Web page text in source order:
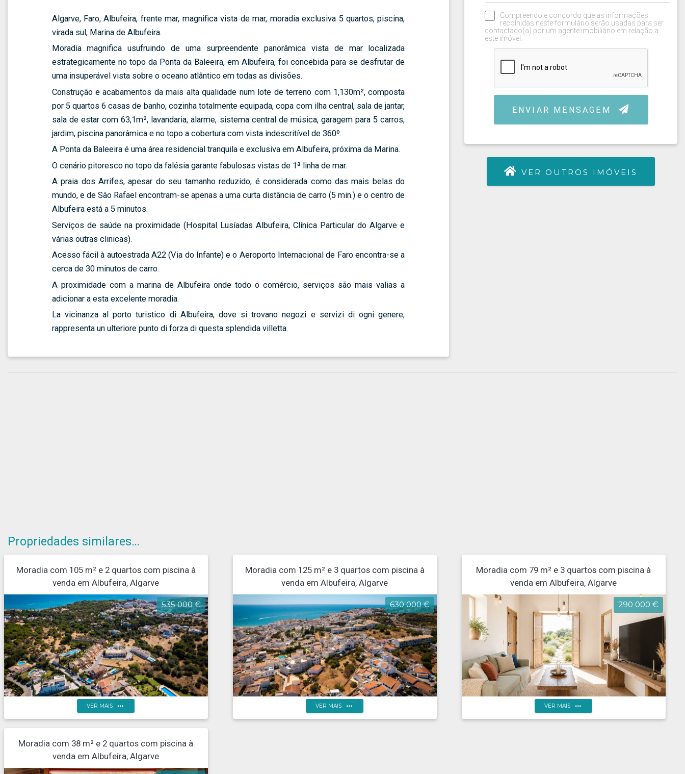
Algarve, Faro, Albufeira, frente mar, magnifica vista de mar, moradia exclusiva 5 quartos, piscina,
virada sul, Marina de Albufeira.
Moradia magnifica usufruindo de uma surpreendente panorâmica vista de mar localizada
estrategicamente no topo da Ponta da Baleeira, em Albufeira, foi concebida para se desfrutar de
uma insuperável vista sobre o oceano atlântico em todas as divisões.
Construção e acabamentos da mais alta qualidade num lote de terreno com 1,130m², composta
por 5 quartos 6 casas de banho, cozinha totalmente equipada, copa com ilha central, sala de jantar,
sala de estar com 63,1m², lavandaria, alarme, sistema central de música, garagem para 5 carros,
jardim, piscina panorâmica e no topo a cobertura com vista indescritível de 360º.
A Ponta da Baleeira é uma área residencial tranquila e exclusiva em Albufeira, próxima da Marina.
O cenário pitoresco no topo da falésia garante fabulosas vistas de 1ª linha de mar.
A praia dos Arrifes, apesar do seu tamanho reduzido, é considerada como das mais belas do
mundo, e de São Rafael encontram-se apenas a uma curta distância de carro (5 min.) e o centro de
Albufeira está a 5 minutos.
Serviços de saúde na proximidade (Hospital Lusíadas Albufeira, Clínica Particular do Algarve e
várias outras clinicas).
Acesso fácil à autoestrada A22 (Via do Infante) e o Aeroporto Internacional de Faro encontra-se a
cerca de 30 minutos de carro.
A proximidade com a marina de Albufeira onde todo o comércio, serviços são mais valias a
adicionar a esta excelente moradia.
La vicinanza al porto turistico di Albufeira, dove si trovano negozi e servizi di ogni genere,
rappresenta un ulteriore punto di forza di questa splendida villetta.
VER OUTROS IMÓVEIS
Propriedades similares…
Moradia com 105 m² e 2 quartos com piscina à
venda em Albufeira, Algarve
535 000 €
em Albufeira
VER MAIS more_horiz
Moradia com 125 m² e 3 quartos com piscina à
venda em Albufeira, Algarve
630 000 €
VER MAIS more_horiz
Moradia com 79 m² e 3 quartos com piscina à
venda em Albufeira, Algarve
290 000 €
VER MAIS more_horiz
Moradia com 38 m² e 2 quartos com piscina à
venda em Albufeira, Algarve